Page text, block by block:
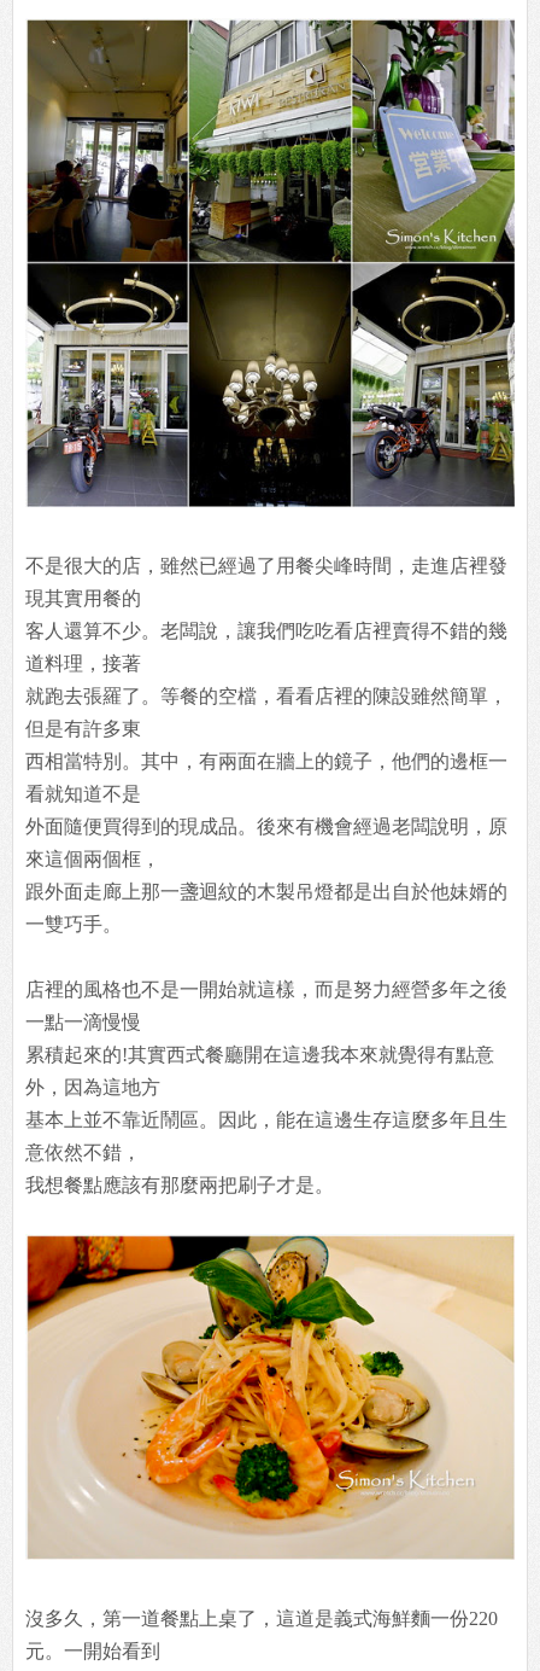
不是很大的店，雖然已經過了用餐尖峰時間，走進店裡發
現其實用餐的
客人還算不少。老闆說，讓我們吃吃看店裡賣得不錯的幾
道料理，接著
就跑去張羅了。等餐的空檔，看看店裡的陳設雖然簡單，
但是有許多東
西相當特別。其中，有兩面在牆上的鏡子，他們的邊框一
看就知道不是
外面隨便買得到的現成品。後來有機會經過老闆說明，原
來這個兩個框，
跟外面走廊上那一盞迴紋的木製吊燈都是出自於他妹婿的
一雙巧手。
店裡的風格也不是一開始就這樣，而是努力經營多年之後
一點一滴慢慢
累積起來的!其實西式餐廳開在這邊我本來就覺得有點意
外，因為這地方
基本上並不靠近鬧區。因此，能在這邊生存這麼多年且生
意依然不錯，
我想餐點應該有那麼兩把刷子才是。
沒多久，第一道餐點上桌了，這道是義式海鮮麵一份220
元。一開始看到